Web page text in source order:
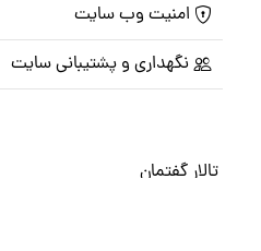
امنیت وب سایت
نگهداری و پشتیبانی سایت
تالار گفتمان